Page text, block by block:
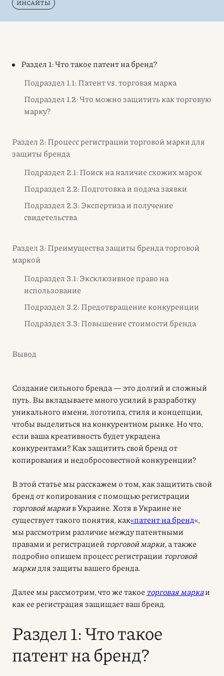
ИНСАЙТЫ
Раздел 1: Что такое патент на бренд?
Подраздел 1.1: Патент vs. торговая марка
Подраздел 1.2: Что можно защитить как торговую
марку?
Раздел 2: Процесс регистрации торговой марки для
защиты бренда
Подраздел 2.1: Поиск на наличие схожих марок
Подраздел 2.2: Подготовка и подача заявки
Подраздел 2.3: Экспертиза и получение
свидетельства
Раздел 3: Преимущества защиты бренда торговой
маркой
Подраздел 3.1: Эксклюзивное право на
использование
Подраздел 3.2: Предотвращение конкуренции
Подраздел 3.3: Повышение стоимости бренда
Вывод
Создание сильного бренда — это долгий и сложный
путь. Вы вкладываете много усилий в разработку
уникального имени, логотипа, стиля и концепции,
чтобы выделиться на конкурентном рынке. Но что,
если ваша креативность будет украдена
конкурентами? Как защитить свой бренд от
копирования и недобросовестной конкуренции?
В этой статье мы расскажем о том, как защитить свой
бренд от копирования с помощью регистрации
торговой маркив Украине. Хотя в Украине не
существует такого понятия, как«патент на бренд«,
мы рассмотрим различие между патентными
правами и регистрацией торговой марки, а также
подробно опишем процесс регистрации торговой
маркидля защиты вашего бренда.
Далее мы рассмотрим, что же такое торговая маркаи
как ее регистрация защищает ваш бренд.
Раздел 1: Что такое
патент на бренд?